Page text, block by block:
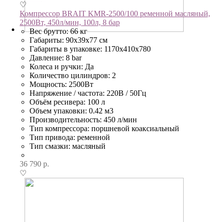
♡
Компрессор BRAIT KMR-2500/100 ременной масляный,
2500Вт, 450л/мин, 100л, 8 бар
Вес брутто: 66 кг
Габариты: 90х39х77 см
Габариты в упаковке: 1170х410х780
Давление: 8 bar
Колеса и ручки: Да
Количество цилиндров: 2
Мощность: 2500Вт
Напряжение / частота: 220В / 50Гц
Объём ресивера: 100 л
Объем упаковки: 0.42 м3
Производительность: 450 л/мин
Тип компрессора: поршневой коаксиальный
Тип привода: ременной
Тип смазки: масляный
36 790 р.
♡